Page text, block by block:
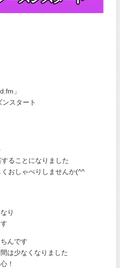
」
スタート
ることになりました
おしゃべりしませんか(^^
り
んです
は少なくなりました
！